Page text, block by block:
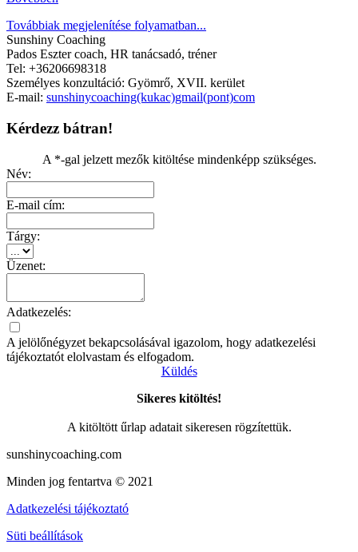
Továbbiak megjelenítése folyamatban...
Sunshiny Coaching
Pados Eszter coach, HR tanácsadó, tréner
Tel: +36206698318
Személyes konzultáció: Gyömrő, XVII. kerület
E-mail: sunshinycoaching(kukac)gmail(pont)com
Kérdezz bátran!
A *-gal jelzett mezők kitöltése mindenképp szükséges.
Név:
E-mail cím:
Tárgy:
Üzenet:
Adatkezelés:
A jelölőnégyzet bekapcsolásával igazolom, hogy adatkezelési
tájékoztatót elolvastam és elfogadom.
Küldés
Sikeres kitöltés!
A kitöltött űrlap adatait sikeresen rögzítettük.
sunshinycoaching.com
Minden jog fentartva © 2021
Adatkezelési tájékoztató
Süti beállítások